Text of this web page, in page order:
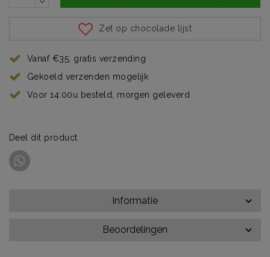
Zet op chocolade lijst
Vanaf €35, gratis verzending
Gekoeld verzenden mogelijk
Voor 14:00u besteld, morgen geleverd
Deel dit product
Informatie
Beoordelingen